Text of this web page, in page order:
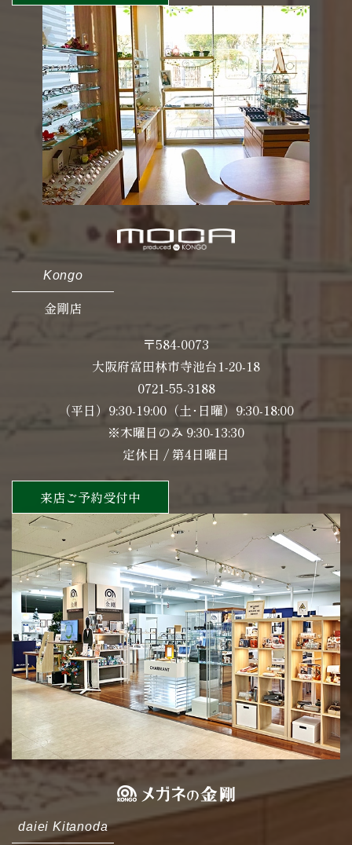
Kongo
金剛店
〒584-0073
大阪府富田林市寺池台1-20-18
0721-55-3188
（平日）9:30-19:00（土･日曜）9:30-18:00
※木曜日のみ 9:30-13:30
定休日 / 第4日曜日
来店ご予約受付中
daiei Kitanoda